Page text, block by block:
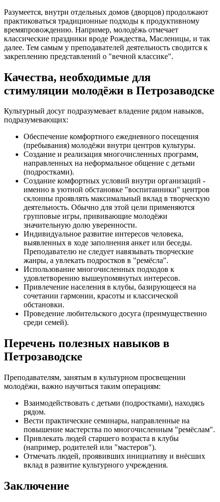
Разумеется, внутри отдельных домов (дворцов) продолжают
практиковаться традиционные подходы к продуктивному
времяпровождению. Например, молодёжь отмечает
классические праздники вроде Рождества, Масленицы, и так
далее. Тем самым у преподавателей деятельность сводится к
закреплению представлений о "вечной классике".
Качества, необходимые для
стимуляции молодёжи в Петрозаводске
Культурный досуг подразумевает владение рядом навыков,
подразумевающих:
Обеспечение комфортного ежедневного посещения
(пребывания) молодёжи внутри центров культуры.
Создание и реализация многочисленных программ,
направленных на неформальное общение с детьми
(подростками).
Создание комфортных условий внутри организаций -
именно в уютной обстановке "воспитанники" центров
склонны проявлять максимальный вклад в творческую
деятельность. Обычно для этой цели применяются
групповые игры, прививающие молодёжи
значительную долю уверенности.
Индивидуальное развитие интересов человека,
выявленных в ходе заполнения анкет или беседы.
Преподавателю не следует навязывать творческие
жанры, а увлекать подростков в "ремёсла".
Использование многочисленных подходов к
удовлетворению вышеупомянутых интересов.
Привлечение населения в клубы, базирующееся на
сочетании гармонии, красоты и классической
обстановки.
Проведение любительского досуга (преимущественно
среди семей).
Перечень полезных навыков в
Петрозаводске
Преподавателям, занятым в культурном просвещении
молодёжи, важно научиться таким операциям:
Взаимодействовать с детьми (подростками), находясь
рядом.
Вести практические семинары, направленные на
повышение мастерства по многочисленным "ремёслам".
Привлекать людей старшего возраста в клубы
(например, родителей или "мастеров").
Отмечать людей, проявивших инициативу и внёсших
вклад в развитие культурного учреждения.
Заключение